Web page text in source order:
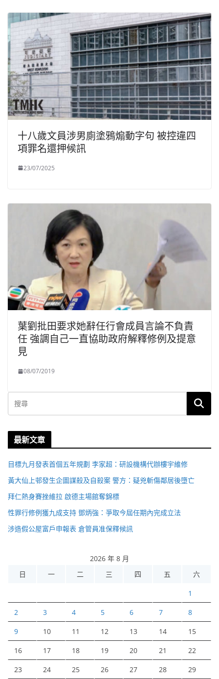
十八歲文員涉男廁塗鴉煽動字句 被控違四
項罪名還押候訊
23/07/2025
葉劉批田要求她辭任行會成員言論不負責
任 強調自己一直協助政府解釋修例及提意
見
08/07/2019
最新文章
目標九月發表首個五年規劃 李家超：研設機構代辦樓宇維修
黃大仙上邨發生企圖謀殺及自殺案 警方：疑兇斬傷鄰居後墮亡
拜仁熱身賽挫維拉 啟德主場館奪錦標
性罪行修例獲九成支持 鄧炳強：爭取今屆任期內完成立法
涉造假公屋富戶申報表 倉管員准保釋候訊
2026 年 8 月
日
一 二 三 四 五 六
1
2 3 4 5 6 7 8
9 10 11 12 13 14 15
16 17 18 19 20 21 22
23 24 25 26 27 28 29